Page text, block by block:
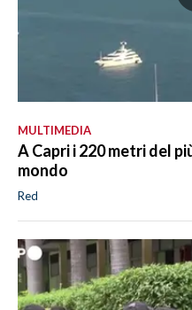
MULTIMEDIA
A Capri i 220 metri del
mondo
Red